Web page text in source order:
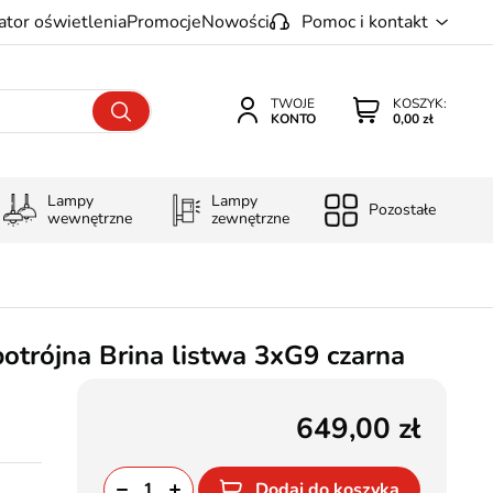
oświetleniaPromocjeNowości Pomoc i kontakt
KOSZYK:
0,00 zł
TWOJE
KONTO
Lampy
wewnętrzne
Lampy
zewnętrzne
Pozostałe
Brina listwa 3xG9 czarna
649,00